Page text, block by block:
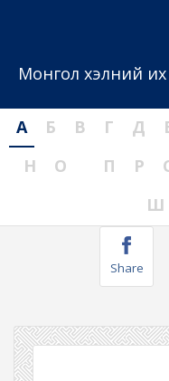
Монгол хэлний
А Б В Г Д
Н
О П Р
Ш
Share